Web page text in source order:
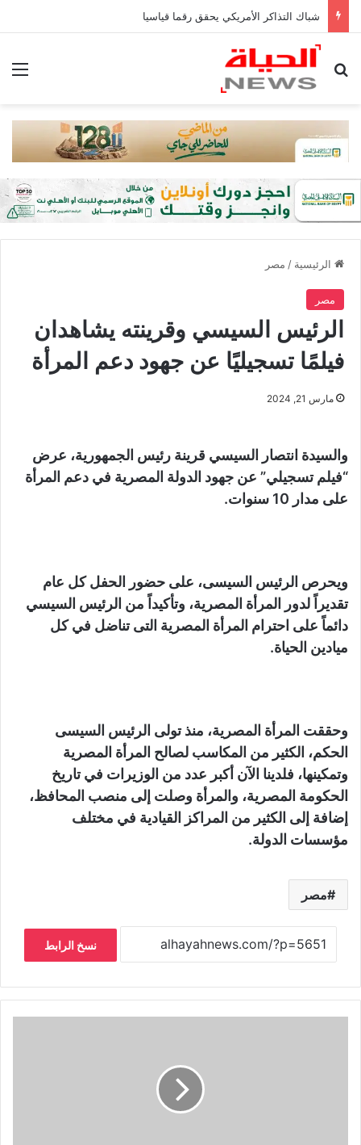
شباك التذاكر الأمريكي يحقق رقما قياسيا
بحث عن
الرئيسية / مصر
مصر
الرئيس السيسي وقرينته يشاهدان
فيلمًا تسجيليًا عن جهود دعم المرأة
مارس 21, 2024
والسيدة انتصار السيسي قرينة رئيس الجمهورية، عرض
“فيلم تسجيلي” عن جهود الدولة المصرية في دعم المرأة
على مدار 10 سنوات.
ويحرص الرئيس السيسى، على حضور الحفل كل عام
تقديراً لدور المرأة المصرية، وتأكيداً من الرئيس السيسي
دائماً على احترام المرأة المصرية التى تناضل في كل
ميادين الحياة.
وحققت المرأة المصرية، منذ تولى الرئيس السيسى
الحكم، الكثير من المكاسب لصالح المرأة المصرية
وتمكينها، فلدينا الآن أكبر عدد من الوزيرات في تاريخ
الحكومة المصرية، والمرأة وصلت إلى منصب المحافظ،
إضافة إلى الكثير من المراكز القيادية في مختلف
مؤسسات الدولة.
مصر
نسخ الرابط